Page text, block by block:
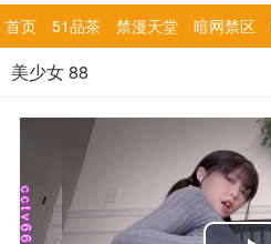
首页 51品茶 禁漫天堂 暗网禁区
美少女 88